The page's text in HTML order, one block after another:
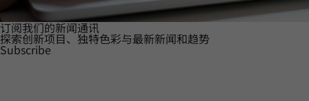
订阅我们的新闻通讯
探索创新项目、独特色彩与最新新闻和趋势
Subscribe